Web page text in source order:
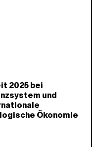
2025 bei
und
Ökonomie